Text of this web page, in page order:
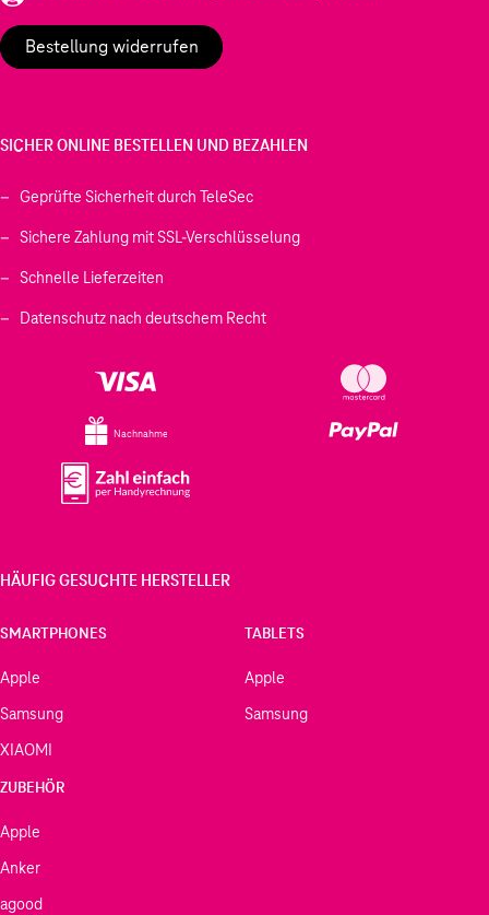
Bestellung widerrufen
SICHER ONLINE BESTELLEN UND BEZAHLEN
Geprüfte Sicherheit durch TeleSec
Sichere Zahlung mit SSL-Verschlüsselung
Schnelle Lieferzeiten
Datenschutz nach deutschem Recht
Nachnahme
HÄUFIG GESUCHTE HERSTELLER
SMARTPHONES
Apple
Samsung
XIAOMI
TABLETS
Apple
Samsung
ZUBEHÖR
Apple
Anker
agood